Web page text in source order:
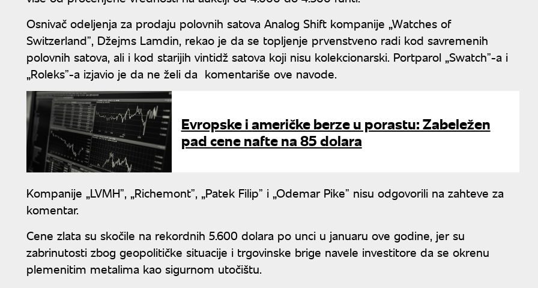
Osnivač odeljenja za prodaju polovnih satova Analog Shift kompanije „Watches of
Switzerlandˮ, Džejms Lamdin, rekao je da se topljenje prvenstveno radi kod savremenih
polovnih satova, ali i kod starijih vintidž satova koji nisu kolekcionarski. Portparol „Swatchˮ-a i
„Roleksˮ-a izjavio je da ne želi da komentariše ove navode.
Evropske i američke berze u porastu: Zabeležen
pad cene nafte na 85 dolara
Kompanije „LVMHˮ, „Richemontˮ, „Patek Filipˮ i „Odemar Pikeˮ nisu odgovorili na zahteve za
komentar.
Cene zlata su skočile na rekordnih 5.600 dolara po unci u januaru ove godine, jer su
zabrinutosti zbog geopolitičke situacije i trgovinske brige navele investitore da se okrenu
plemenitim metalima kao sigurnom utočištu.